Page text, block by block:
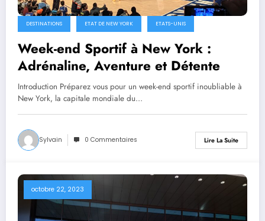
DESTINATIONS ETAT DE NEW YORK ETATS-UNIS
Week-end Sportif à New York :
Adrénaline, Aventure et Détente
Introduction Préparez vous pour un week-end sportif inoubliable à
New York, la capitale mondiale du…
Sylvain 0 Commentaires Lire La Suite
octobre 22, 2023